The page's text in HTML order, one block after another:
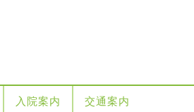
入院案内 交通案内